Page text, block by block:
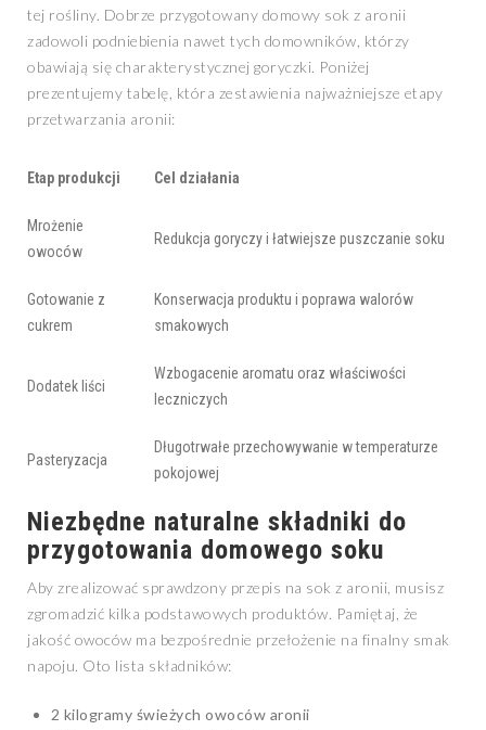
tej rośliny. Dobrze przygotowany domowy sok z aronii
zadowoli podniebienia nawet tych domowników, którzy
obawiają się charakterystycznej goryczki. Poniżej
prezentujemy tabelę, która zestawienia najważniejsze etapy
przetwarzania aronii:
Etap produkcji Cel działania
Mrożenie
owoców
Redukcja goryczy i łatwiejsze puszczanie soku
Gotowanie z
cukrem
Konserwacja produktu i poprawa walorów
smakowych
Dodatek liści
Wzbogacenie aromatu oraz właściwości
leczniczych
Pasteryzacja
Długotrwałe przechowywanie w temperaturze
pokojowej
Niezbędne naturalne składniki do
przygotowania domowego soku
Aby zrealizować sprawdzony przepis na sok z aronii, musisz
zgromadzić kilka podstawowych produktów. Pamiętaj, że
jakość owoców ma bezpośrednie przełożenie na finalny smak
napoju. Oto lista składników:
2 kilogramy świeżych owoców aronii